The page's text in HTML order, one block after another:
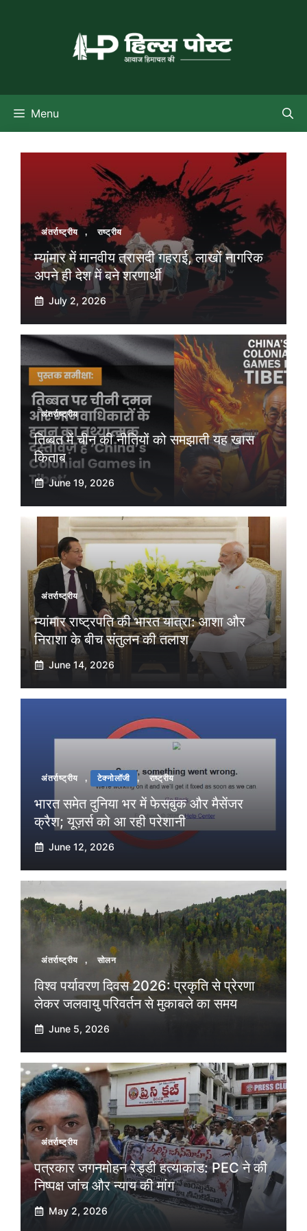
Menu
अंतर्राष्ट्रीय , राष्ट्रीय
म्यांमार में मानवीय त्रासदी गहराई, लाखों नागरिक
अपने ही देश में बने शरणार्थी
July 2, 2026
अंतर्राष्ट्रीय
तिब्बत में चीन की नीतियों को समझाती यह खास
किताब
June 19, 2026
अंतर्राष्ट्रीय
म्यांमार राष्ट्रपति की भारत यात्रा: आशा और
निराशा के बीच संतुलन की तलाश
June 14, 2026
अंतर्राष्ट्रीय , टेक्नोलॉजी , राष्ट्रीय
भारत समेत दुनिया भर में फेसबुक और मैसेंजर
क्रैश; यूज़र्स को आ रही परेशानी
June 12, 2026
अंतर्राष्ट्रीय , सोलन
विश्व पर्यावरण दिवस 2026: प्रकृति से प्रेरणा
लेकर जलवायु परिवर्तन से मुकाबले का समय
June 5, 2026
अंतर्राष्ट्रीय
पत्रकार जगनमोहन रेड्डी हत्याकांड: PEC ने की
निष्पक्ष जांच और न्याय की मांग
May 2, 2026